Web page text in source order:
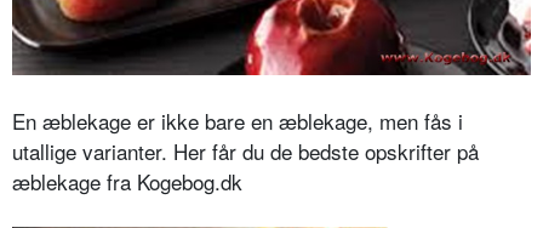
En æblekage er ikke bare en æblekage, men fås i
utallige varianter. Her får du de bedste opskrifter på
æblekage fra Kogebog.dk